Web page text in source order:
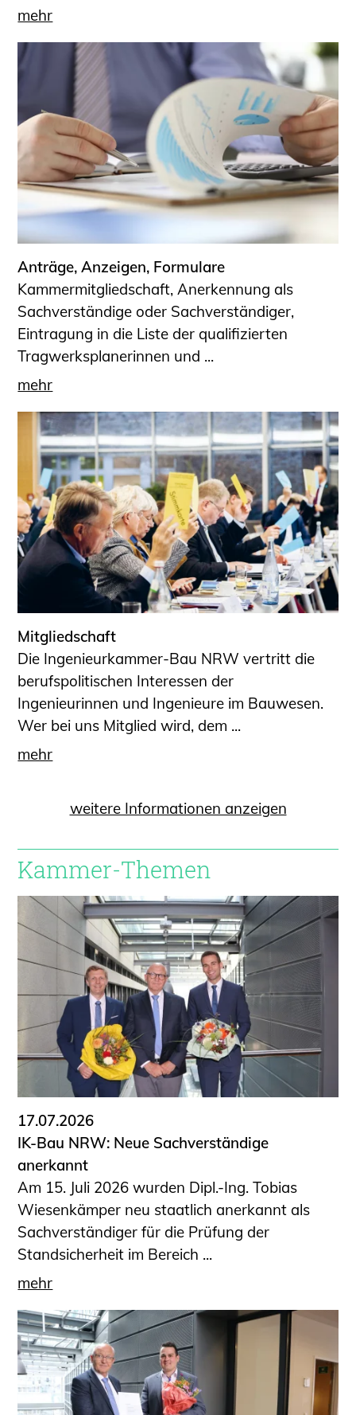
mehr
Anträge, Anzeigen, Formulare
Kammermitgliedschaft, Anerkennung als
Sachverständige oder Sachverständiger,
Eintragung in die Liste der qualifizierten
Tragwerksplanerinnen und ...
mehr
Mitgliedschaft
Die Ingenieurkammer-Bau NRW vertritt die
berufspolitischen Interessen der
Ingenieurinnen und Ingenieure im Bauwesen.
Wer bei uns Mitglied wird, dem ...
mehr
weitere Informationen anzeigen
Kammer-Themen
17.07.2026
IK-Bau NRW: Neue Sachverständige
anerkannt
Am 15. Juli 2026 wurden Dipl.-Ing. Tobias
Wiesenkämper neu staatlich anerkannt als
Sachverständiger für die Prüfung der
Standsicherheit im Bereich ...
mehr